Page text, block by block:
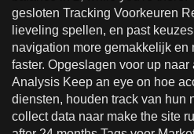
gesloten Tracking Voorkeuren
lieveling spellen, en past
navigation more gemakkelijk en
faster. Opgeslagen voor up
Analysis Keep an eye on hoe
diensten, houden track van hun
collect data naar make the site